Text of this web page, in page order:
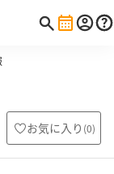
お気に入り (0)